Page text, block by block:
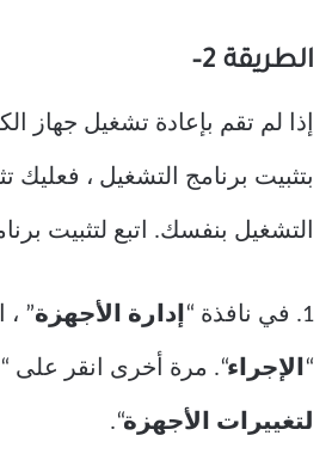
الطريقة 2–
إذا لم تقم بإعادة تشغيل جهاز
بتثبيت برنامج التشغيل ، فعليك
التشغيل بنفسك. اتبع لتثبيت
1. في نافذة “ إدارة الأجهزة” ،
“الإجراء“. مرة أخرى انقر على “
لتغييرات الأجهزة“.